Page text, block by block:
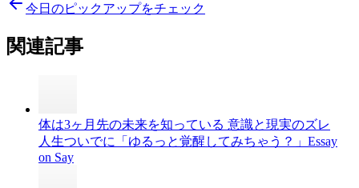
今日のピックアップをチェック
関連記事
体は3ヶ月先の未来を知っている 意識と現実のズレ
人生ついでに「ゆるっと覚醒してみちゃう？」Essay
on Say